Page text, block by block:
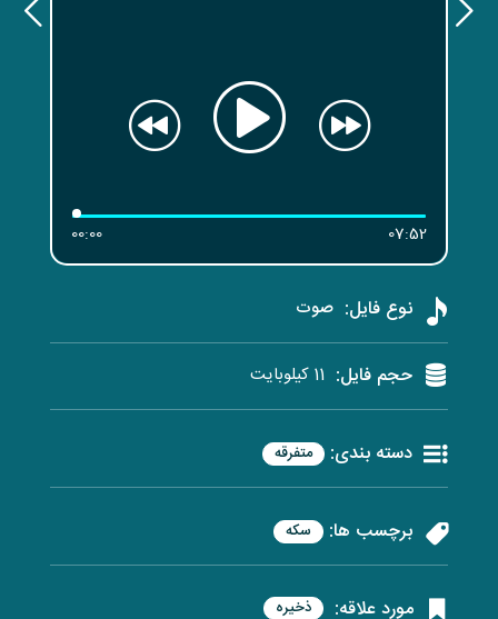
00:00 07:52
نوع فایل: صوت
حجم فایل: 11 کیلوبایت
دسته بندی: متفرقه
برچسب ها: سکه
مورد علاقه: ذخیره